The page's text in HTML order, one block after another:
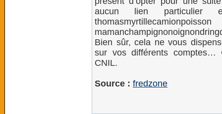
aucun lien particulier
Bien sûr, cela ne vous
sur vos différents comptes…
CNIL.
Source : fredzone